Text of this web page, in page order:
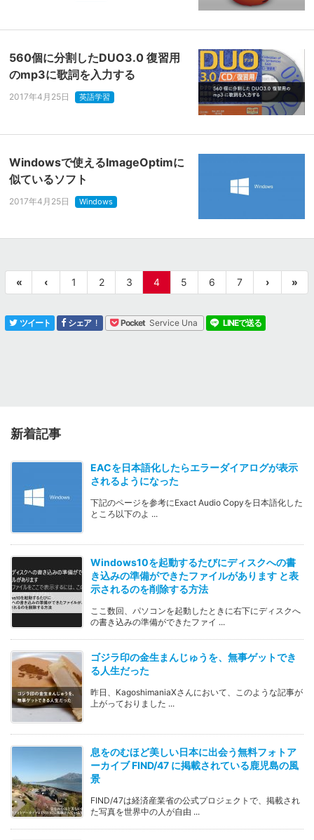
560個に分割したDUO3.0 復習用
のmp3に歌詞を入力する
2017年4月25日 英語学習
Windowsで使えるImageOptimに
似ているソフト
2017年4月25日 Windows
« ‹ 1 2 3 4 5 6 7 › »
! Service Una
新着記事
EACを日本語化したらエラーダイアログが表示
されるようになった
下記のページを参考にExact Audio Copyを日本語化した
ところ以下のよ ...
Windows10を起動するたびにディスクへの書
き込みの準備ができたファイルがあります と表
示されるのを削除する方法
ここ数回、パソコンを起動したときに右下にディスクへ
の書き込みの準備ができたファイ ...
ゴジラ印の金生まんじゅうを、無事ゲットでき
る人生だった
昨日、KagoshimaniaXさんにおいて、このような記事が
上がっておりました ...
息をのむほど美しい日本に出会う無料フォトア
ーカイブ FIND/47 に掲載されている鹿児島の風
景
FIND/47は経済産業省の公式プロジェクトで、掲載され
た写真を世界中の人が自由 ...